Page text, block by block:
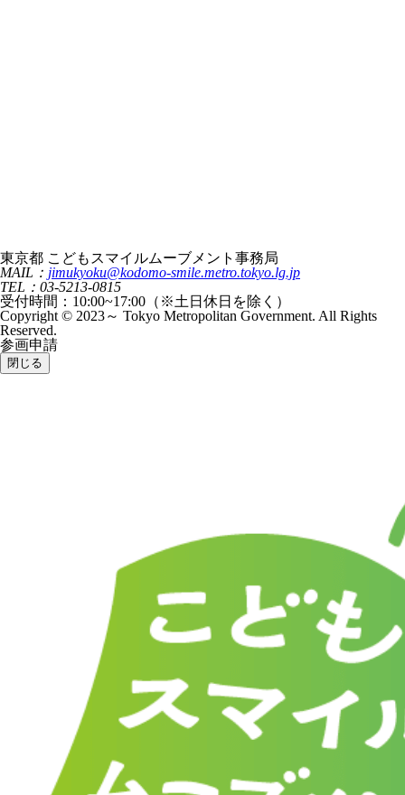
東京都 こどもスマイルムーブメント事務局
MAIL： jimukyoku@kodomo-smile.metro.tokyo.lg.jp
TEL：03-5213-0815
受付時間：10:00~17:00（※土日休日を除く）
Copyright © 2023～ Tokyo Metropolitan Government. All Rights
Reserved.
参画申請
閉じる